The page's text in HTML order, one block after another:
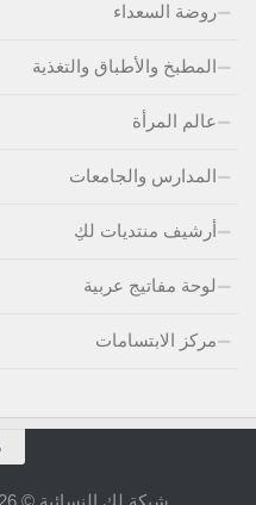
روضة السعداء
المطبخ والأطباق والتغذية
عالم المرأة
المدارس والجامعات
أرشيف منتديات لكِ
لوحة مفاتيج عربية
مركز الابتسامات